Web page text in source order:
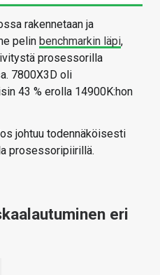
rakennetaan ja
pelin benchmarkin läpi,
prosessorilla
7800X3D oli
43 % erolla 14900K:hon
johtuu todennäköisesti
prosessoripiirillä.
eri